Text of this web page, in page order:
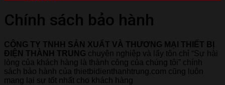
Chính sách bảo hành
CÔNG TY TNHH SẢN XUẤT VÀ THƯƠNG MẠI THIẾT BỊ
ĐIỆN THÀNH TRUNG chuyên nghiệp và lấy tôn chỉ “Sự hài
lòng của khách hàng là thành công của chúng tôi” chính
sách bảo hành của thietbidienthanhtrung.com cũng luôn
mang lại sự tốt nhất cho khách hàng